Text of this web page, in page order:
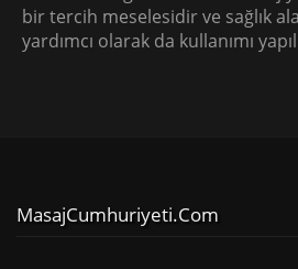
bir tercih meselesidir ve sağlık
yardımcı olarak da kullanımı
MasajCumhuriyeti.com